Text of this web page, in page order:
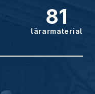
81
lärarmaterial